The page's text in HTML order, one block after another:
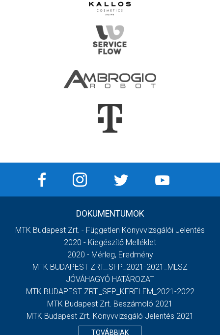
DOKUMENTUMOK
MTK Budapest Zrt. - Független Könyvvizsgálói Jelentés
2020 - Kiegészítő Melléklet
2020 - Mérleg, Eredmény
MTK BUDAPEST ZRT._SFP_2021-2021_MLSZ
JÓVÁHAGYÓ HATÁROZAT
MTK BUDAPEST ZRT._SFP_KERELEM_2021-2022
MTK Budapest Zrt. Beszámoló 2021
MTK Budapest Zrt. Könyvvizsgáló Jelentés 2021
TOVÁBBIAK